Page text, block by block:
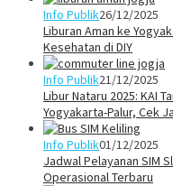
Info Publik26/12/2025
Liburan Aman ke
Kesehatan di DIY
Info Publik21/12/2025
Libur Nataru 2025: KAI
Yogyakarta-Palur, Cek
Info Publik01/12/2025
Jadwal Pelayanan SIM
Operasional Terbaru